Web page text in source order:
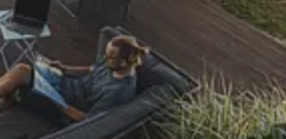
Trusted Shops
4,81/ 5